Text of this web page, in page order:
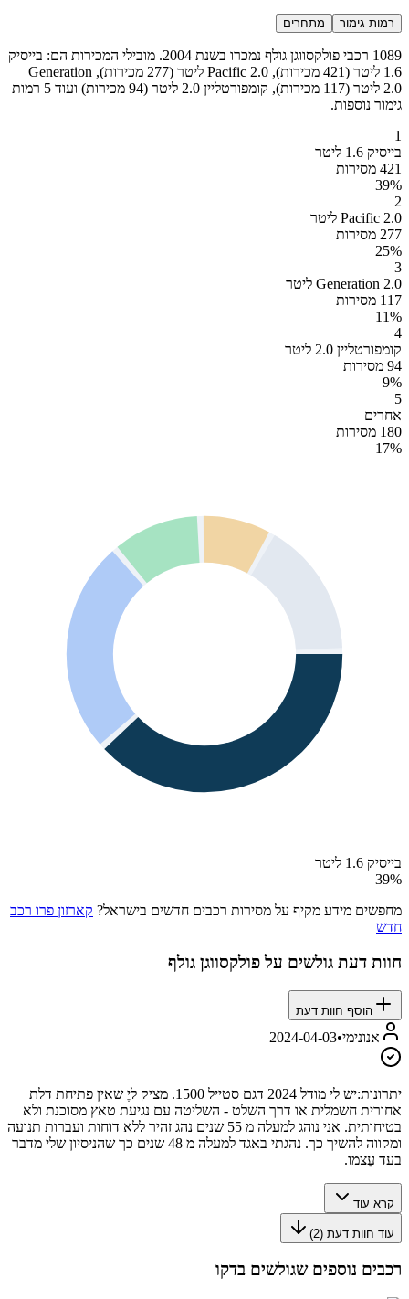
רמות גימור מתחרים
1089 רכבי פולקסווגן גולף נמכרו בשנת 2004. מובילי המכירות הם: בייסיק
1.6 ליטר (421 מכירות), Pacific 2.0 ליטר (277 מכירות), Generation
2.0 ליטר (117 מכירות), קומפורטליין 2.0 ליטר (94 מכירות) ועוד 5 רמות
גימור נוספות.
1
בייסיק 1.6 ליטר
421 מסירות
39%
2
Pacific 2.0 ליטר
277 מסירות
25%
3
Generation 2.0 ליטר
117 מסירות
11%
4
קומפורטליין 2.0 ליטר
94 מסירות
9%
5
אחרים
180 מסירות
17%
בייסיק 1.6 ליטר
39%
מחפשים מידע מקיף על מסירות רכבים חדשים בישראל? קארזון פרו רכב
חדש
חוות דעת גולשים עלפולקסווגן גולף
הוסף חוות דעת
אנונימי•
2024-04-03
יתרונות:
יש לי מודל 2024 דגם סטייל 1500. מציק ליֶ שאין פתיחת דלת
אחורית חשמלית או דרך השלט - השליטה עם נגיעת טאץ מסוכנת ולא
בטיחותית. אני נוהג למעלה מ 55 שנים נהג זהיר ללא דוחות ועברות תנועה
ומקווה להשיך כך. נהגתי באגד למעלה מ 48 שנים כך שהניסיון שלי מדבר
בעד עֶצמו.
קרא עוד
עוד חוות דעת (2
)
רכבים נוספים שגולשים בדקו